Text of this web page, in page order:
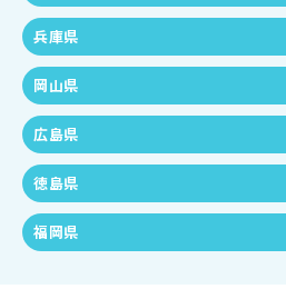
兵庫県
岡山県
広島県
徳島県
福岡県